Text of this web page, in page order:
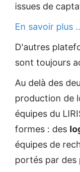
issues de
En savoir plus
D'autres
sont toujours
Au delà des
production de
équipes du
formes : des
équipes de
portés par des